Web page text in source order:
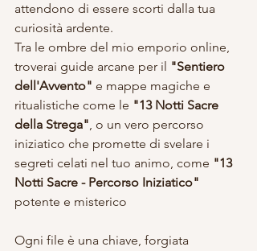
attendono di essere scorti dalla tua
curiosità ardente.
Tra le ombre del mio emporio online,
troverai guide arcane per il "Sentiero
dell'Avvento" e mappe magiche e
ritualistiche come le "13 Notti Sacre
della Strega", o un vero percorso
iniziatico che promette di svelare i
segreti celati nel tuo animo, come "13
Notti Sacre - Percorso Iniziatico"
potente e misterico
Ogni file è una chiave, forgiata